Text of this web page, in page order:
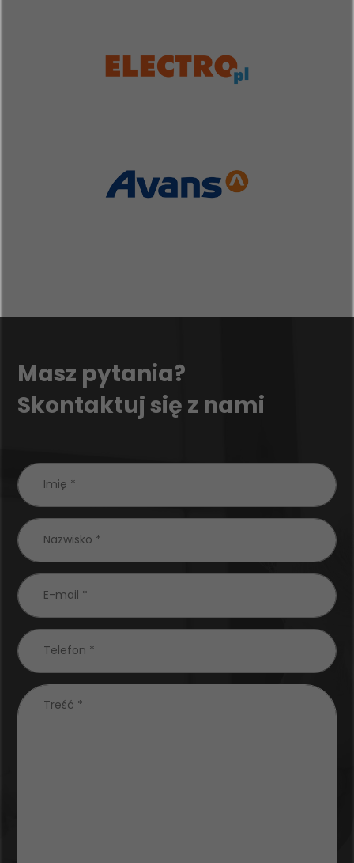
Masz pytania?
Skontaktuj się z nami